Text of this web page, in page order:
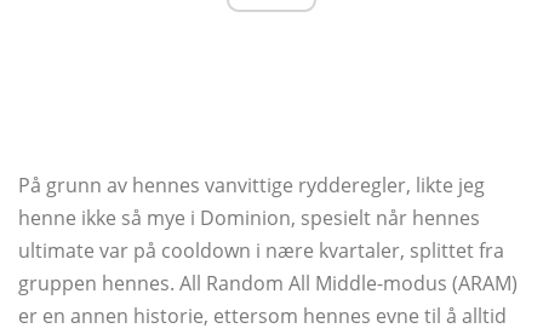
På grunn av hennes vanvittige rydderegler, likte jeg
henne ikke så mye i Dominion, spesielt når hennes
ultimate var på cooldown i nære kvartaler, splittet fra
gruppen hennes. All Random All Middle-modus (ARAM)
er en annen historie, ettersom hennes evne til å alltid